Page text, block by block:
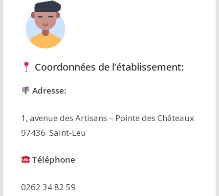
Coordonnées de l’établissement:
Adresse:
1, avenue des Artisans – Pointe des Châteaux
97436 Saint-Leu
Téléphone
0262 34 82 59